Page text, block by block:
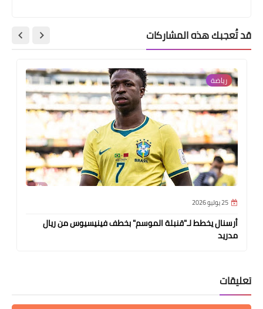
قد تُعجبك هذه المشاركات
رياضة
25 يوليو 2026
أرسنال يخطط لـ"قنبلة الموسم" بخطف فينيسيوس من ريال
مدريد
تعليقات